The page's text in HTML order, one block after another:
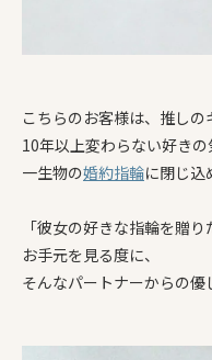
こちらのお客様は、推しの
10年以上変わらない好きの
一生物の婚約指輪に閉じ込
「彼女の好きな指輪を贈り
お手元を見る度に、
そんなパートナーからの優